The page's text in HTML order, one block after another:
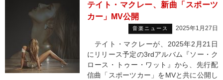
テイト・マクレー、新曲「スポーツ
カー」MV公開
音楽ニュース 2025年1月27日
テイト・マクレーが、2025年2月21日
にリリース予定の3rdアルバム『ソー・ク
ロース・トゥー・ワット』から、先行配
信曲「スポーツカー」をMVと共に公開し